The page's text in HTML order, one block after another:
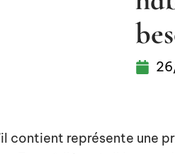
contient représente une